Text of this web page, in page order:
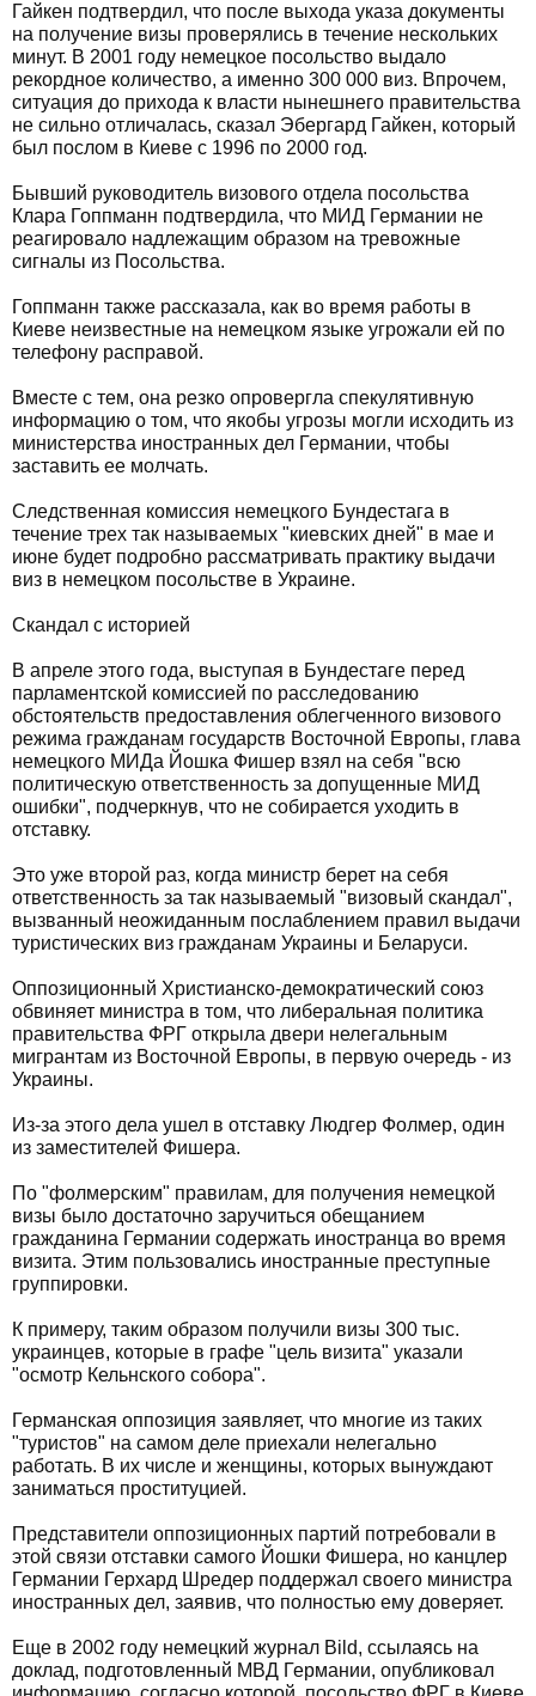
Гайкен подтвердил, что после выхода указа документы
на получение визы проверялись в течение нескольких
минут. В 2001 году немецкое посольство выдало
рекордное количество, а именно 300 000 виз. Впрочем,
ситуация до прихода к власти нынешнего правительства
не сильно отличалась, сказал Эбергард Гайкен, который
был послом в Киеве с 1996 по 2000 год.
Бывший руководитель визового отдела посольства
Клара Гоппманн подтвердила, что МИД Германии не
реагировало надлежащим образом на тревожные
сигналы из Посольства.
Гоппманн также рассказала, как во время работы в
Киеве неизвестные на немецком языке угрожали ей по
телефону расправой.
Вместе с тем, она резко опровергла спекулятивную
информацию о том, что якобы угрозы могли исходить из
министерства иностранных дел Германии, чтобы
заставить ее молчать.
Следственная комиссия немецкого Бундестага в
течение трех так называемых "киевских дней" в мае и
июне будет подробно рассматривать практику выдачи
виз в немецком посольстве в Украине.
Скандал с историей
В апреле этого года, выступая в Бундестаге перед
парламентской комиссией по расследованию
обстоятельств предоставления облегченного визового
режима гражданам государств Восточной Европы, глава
немецкого МИДа Йошка Фишер взял на себя "всю
политическую ответственность за допущенные МИД
ошибки", подчеркнув, что не собирается уходить в
отставку.
Это уже второй раз, когда министр берет на себя
ответственность за так называемый "визовый скандал",
вызванный неожиданным послаблением правил выдачи
туристических виз гражданам Украины и Беларуси.
Оппозиционный Христианско-демократический союз
обвиняет министра в том, что либеральная политика
правительства ФРГ открыла двери нелегальным
мигрантам из Восточной Европы, в первую очередь - из
Украины.
Из-за этого дела ушел в отставку Людгер Фолмер, один
из заместителей Фишера.
По "фолмерским" правилам, для получения немецкой
визы было достаточно заручиться обещанием
гражданина Германии содержать иностранца во время
визита. Этим пользовались иностранные преступные
группировки.
К примеру, таким образом получили визы 300 тыс.
украинцев, которые в графе "цель визита" указали
"осмотр Кельнского собора".
Германская оппозиция заявляет, что многие из таких
"туристов" на самом деле приехали нелегально
работать. В их числе и женщины, которых вынуждают
заниматься проституцией.
Представители оппозиционных партий потребовали в
этой связи отставки самого Йошки Фишера, но канцлер
Германии Герхард Шредер поддержал своего министра
иностранных дел, заявив, что полностью ему доверяет.
Еще в 2002 году немецкий журнал Bild, ссылаясь на
доклад, подготовленный МВД Германии, опубликовал